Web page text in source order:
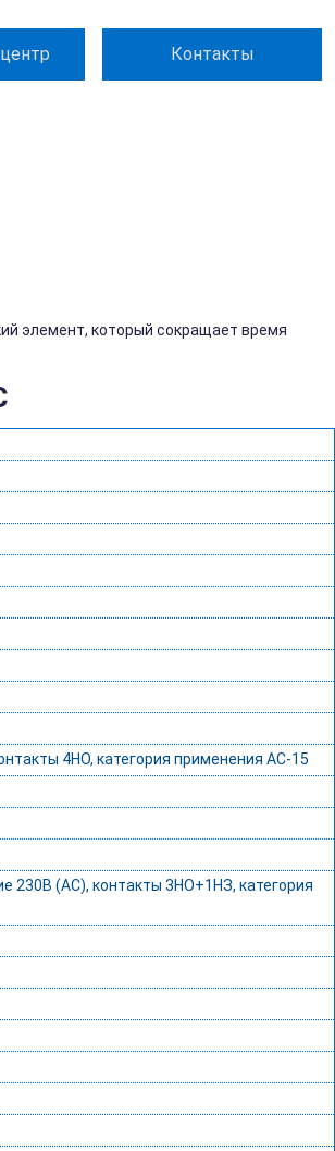
Контакты
элемент, который сокращает время
4НО, категория применения AC-15
230В (АС), контакты 3НО+1НЗ, категория